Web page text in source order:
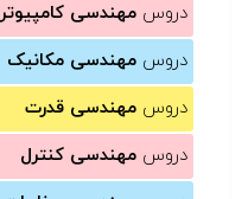
دروس مهندسی کامپیوتر
دروس مهندسی مکانیک
دروس مهندسی قدرت
دروس مهندسی کنترل